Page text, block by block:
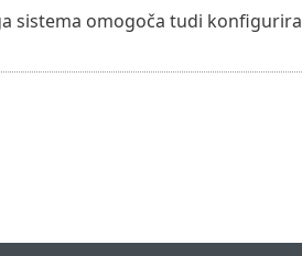
sistema omogoča tudi